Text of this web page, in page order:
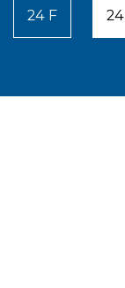
24 F 24